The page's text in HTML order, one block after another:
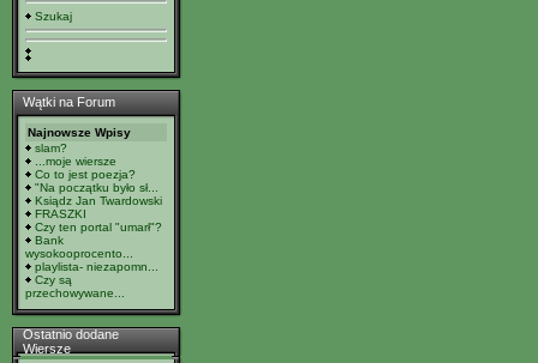
Szukaj
Wątki na Forum
Najnowsze Wpisy
slam?
...moje wiersze
Co to jest poezja?
"Na początku było sł...
Ksiądz Jan Twardowski
FRASZKI
Czy ten portal "umarł"?
Bank
wysokooprocento...
playlista- niezapomn...
Czy są
przechowywane...
Ostatnio dodane
Wiersze